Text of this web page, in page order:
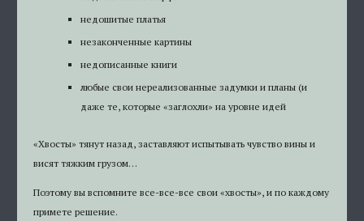
недошитые платья
незаконченные картины
недописанные книги
любые свои нереализованные задумки и планы (и
даже те, которые «заглохли» на уровне идей
«Хвосты» тянут назад, заставляют испытывать чувство вины и
висят тяжким грузом…
Поэтому вы вспомните все-все-все свои «хвосты», и по каждому
примете решение.